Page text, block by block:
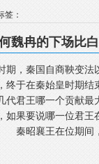
签：
魏冉的下场比
，秦国自商鞅变法
终于在秦始皇时期
代君王哪一个贡献
如果要说哪一位君
昭襄王在位期间